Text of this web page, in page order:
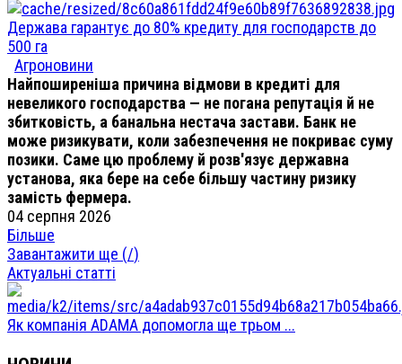
Держава гарантує до 80% кредиту для господарств до
500 га
Агроновини
Найпоширеніша причина відмови в кредиті для
невеликого господарства — не погана репутація й не
збитковість, а банальна нестача застави. Банк не
може ризикувати, коли забезпечення не покриває суму
позики. Саме цю проблему й розв'язує державна
установа, яка бере на себе більшу частину ризику
замість фермера.
04 серпня 2026
Більше
Завантажити ще (/)
Актуальні статті
Як компанія ADAMA допомогла ще трьом ...